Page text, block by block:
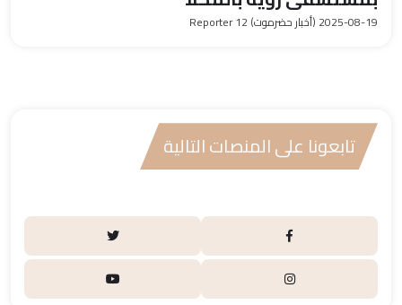
2025-08-19 (أخبار حضرموت) Reporter 12
تابعونا على المنصات التالية